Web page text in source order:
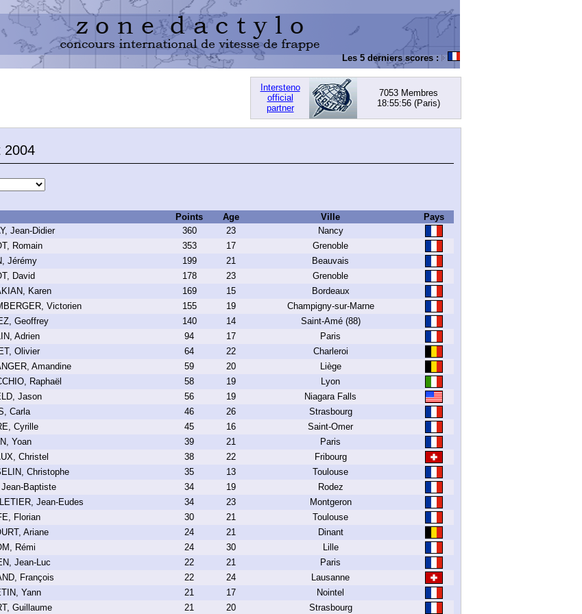
Les 5 derniers scores : DACHOWSKI, David
Intersteno
official
partner
7053 Membres
18:55:56(Paris)
2004
Points Age Ville
Pays
Jean-Didier
360 23
Nancy
Romain
353 17
Grenoble
Jérémy
199 21
Beauvais
David 178 23
Grenoble
Karen 169 15
Bordeaux
Victorien 155 19
Champigny-sur-Marne
Geoffrey 140 14
Saint-Amé (88)
Adrien 94 17
Paris
Olivier 64 22
Charleroi
Amandine 59 20
Liège
Raphaël 58 19
Lyon
Jason 56 19
Niagara Falls
Carla 46 26
Strasbourg
Cyrille 45 16
Saint-Omer
Yoan 39 21
Paris
Christel 38 22
Fribourg
Christophe 35 13
Toulouse
Baptiste 34 19
Rodez
Jean-Eudes 34 23
Montgeron
Florian 30 21
Toulouse
Ariane 24 21
Dinant
Rémi 24 30
Lille
Jean-Luc 22 21
Paris
François 22 24
Lausanne
Yann 21 17
Nointel
Guillaume 21 20 Strasbourg